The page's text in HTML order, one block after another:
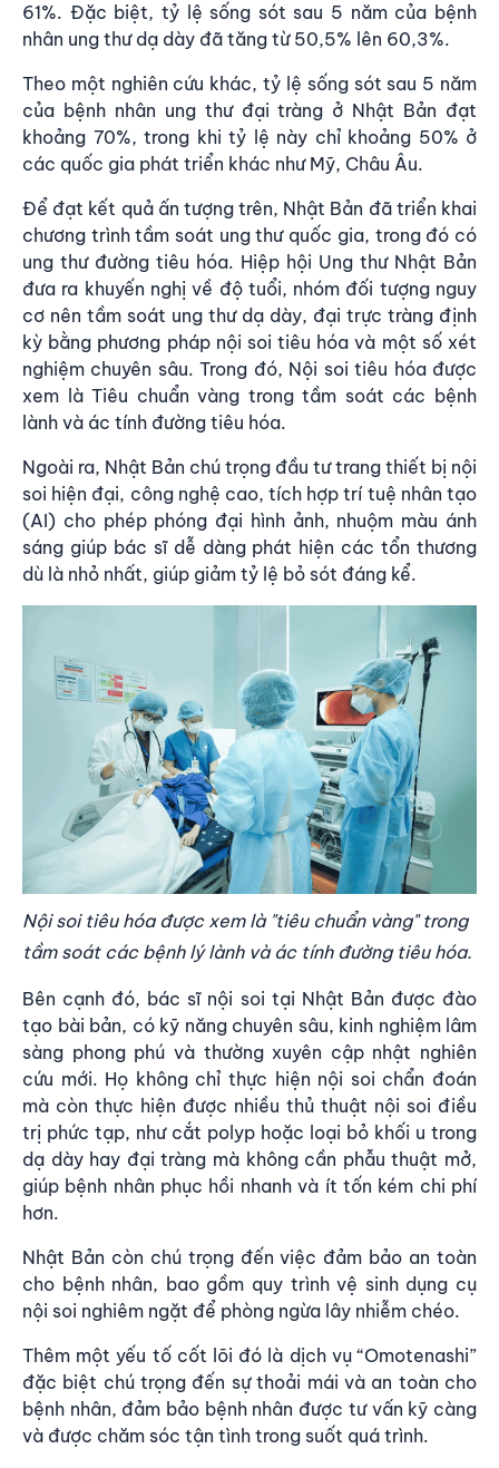
61%. Đặc biệt, tỷ lệ sống sót sau 5 năm của bệnh
nhân ung thư dạ dày đã tăng từ 50,5% lên 60,3%.
Theo một nghiên cứu khác, tỷ lệ sống sót sau 5 năm
của bệnh nhân ung thư đại tràng ở Nhật Bản đạt
khoảng 70%, trong khi tỷ lệ này chỉ khoảng 50% ở
các quốc gia phát triển khác như Mỹ, Châu Âu.
Để đạt kết quả ấn tượng trên, Nhật Bản đã triển khai
chương trình tầm soát ung thư quốc gia, trong đó có
ung thư đường tiêu hóa. Hiệp hội Ung thư Nhật Bản
đưa ra khuyến nghị về độ tuổi, nhóm đối tượng nguy
cơ nên tầm soát ung thư dạ dày, đại trực tràng định
kỳ bằng phương pháp nội soi tiêu hóa và một số xét
nghiệm chuyên sâu. Trong đó, Nội soi tiêu hóa được
xem là Tiêu chuẩn vàng trong tầm soát các bệnh
lành và ác tính đường tiêu hóa.
Ngoài ra, Nhật Bản chú trọng đầu tư trang thiết bị nội
soi hiện đại, công nghệ cao, tích hợp trí tuệ nhân tạo
(AI) cho phép phóng đại hình ảnh, nhuộm màu ánh
sáng giúp bác sĩ dễ dàng phát hiện các tổn thương
dù là nhỏ nhất, giúp giảm tỷ lệ bỏ sót đáng kể.
Nội soi tiêu hóa được xem là "tiêu chuẩn vàng" trong
tầm soát các bệnh lý lành và ác tính đường tiêu hóa.
Bên cạnh đó, bác sĩ nội soi tại Nhật Bản được đào
tạo bài bản, có kỹ năng chuyên sâu, kinh nghiệm lâm
sàng phong phú và thường xuyên cập nhật nghiên
cứu mới. Họ không chỉ thực hiện nội soi chẩn đoán
mà còn thực hiện được nhiều thủ thuật nội soi điều
trị phức tạp, như cắt polyp hoặc loại bỏ khối u trong
dạ dày hay đại tràng mà không cần phẫu thuật mở,
giúp bệnh nhân phục hồi nhanh và ít tốn kém chi phí
hơn.
Nhật Bản còn chú trọng đến việc đảm bảo an toàn
cho bệnh nhân, bao gồm quy trình vệ sinh dụng cụ
nội soi nghiêm ngặt để phòng ngừa lây nhiễm chéo.
Thêm một yếu tố cốt lõi đó là dịch vụ “Omotenashi”
đặc biệt chú trọng đến sự thoải mái và an toàn cho
bệnh nhân, đảm bảo bệnh nhân được tư vấn kỹ càng
và được chăm sóc tận tình trong suốt quá trình.